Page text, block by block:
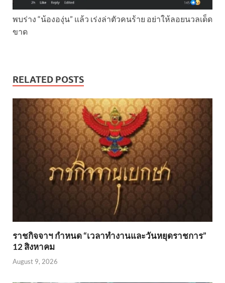
พบร่าง “น้ององุ่น” แล้ว เร่งล่าตัวคนร้าย อย่าให้ลอยนวลเด็ด
ขาด
RELATED POSTS
ราชกิจจาฯ กำหนด “เวลาทำงานและวันหยุดราชการ”
12 สิงหาคม
August 9, 2026